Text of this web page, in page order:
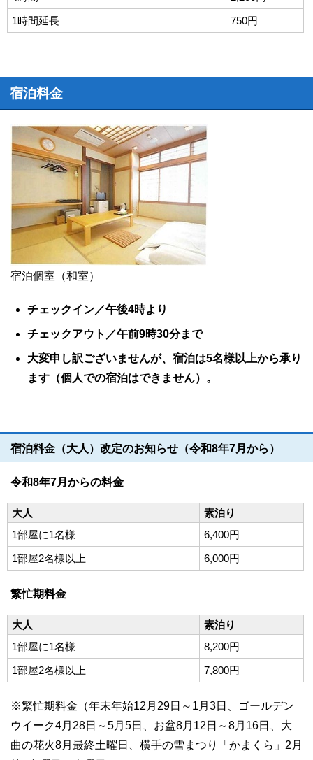
1時間延長
750円
宿泊料金
宿泊個室（和室）
チェックイン／午後4時より
チェックアウト／午前9時30分まで
大変申し訳ございませんが、宿泊は5名様以上から承り
ます（個人での宿泊はできません）。
宿泊料金（大人）改定のお知らせ（令和8年7月から）
令和8年7月からの料金
大人
素泊り
1部屋に1名様
6,400円
1部屋2名様以上
6,000円
繁忙期料金
大人
素泊り
1部屋に1名様
8,200円
1部屋2名様以上
7,800円
※繁忙期料金（年末年始12月29日～1月3日、ゴールデン
ウイーク4月28日～5月5日、お盆8月12日～8月16日、大
曲の花火8月最終土曜日、横手の雪まつり「かまくら」2月